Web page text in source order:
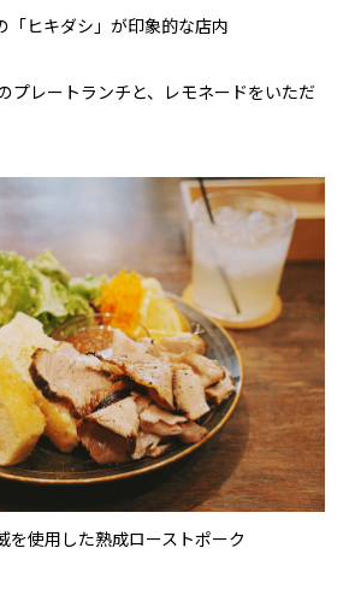
「ヒキダシ」が印象的な店内
プレートランチと、レモネードをいただ
を使用した熟成ローストポーク